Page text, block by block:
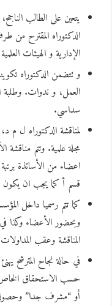
يتعين على الطالب
الدكتوراه المقترح من
الإدارية و الهيئات
و تتضمن الدكتوراه
العمل، و ندوات. وطلبة
سداسي.
لمناقشة الدكتوراه ل م
اعضاء من الأساتذة برتبة
قسم أ كما يجب ان
كما تتم رسميا داخل
وبحضور الأعضاء وكذا
المناقشة وعقب المداولات
في حالة نجاح المترشح
حسب الاستحقاق
أو “مشرف جدا”